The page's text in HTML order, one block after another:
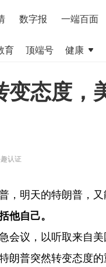
数字报 一端百面
育 顶端号 健康
变态度，
认证
，明天的特朗普，
他自己。
会议，以听取来自
朗普突然转变态度